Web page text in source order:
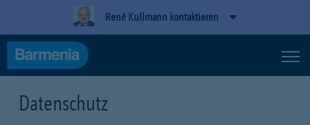
René Kullmann kontaktieren
Datenschutz